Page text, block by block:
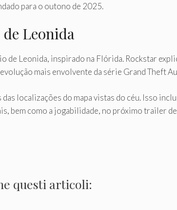
para o outono de 2025.
Leonida
de Leonida, inspirado na Flórida. Rockstar
mais envolvente da série Grand Theft
localizações do mapa vistas do céu. Isso
bem como a jogabilidade, no próximo trailer
questi articoli: